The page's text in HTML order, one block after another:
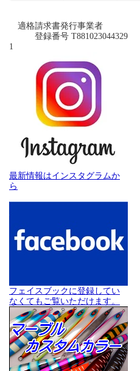
適格請求書発行事業者
登録番号 T881023044329
1
最新情報はインスタグラムか
ら
フェイスブックに登録してい
なくてもご覧いただけます。